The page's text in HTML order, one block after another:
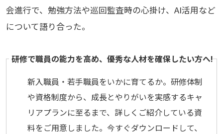
会進行で、勉強方法や巡回監査時の心掛け、AI活用など
について語り合った。
研修で職員の能力を高め、優秀な人材を確保したい方へ!
新入職員・若手職員をいかに育てるか。研修体制
や資格制度から、成長とやりがいを実感するキャ
リアプランに至るまで、詳しくご紹介している資
料をご用意しました。今すぐダウンロードして、